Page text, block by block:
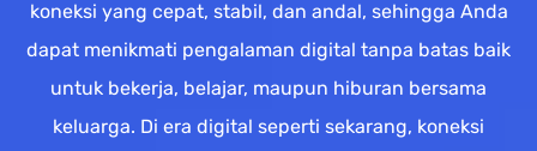
koneksi yang cepat, stabil, dan andal, sehingga Anda
dapat menikmati pengalaman digital tanpa batas baik
untuk bekerja, belajar, maupun hiburan bersama
keluarga. Di era digital seperti sekarang, koneksi